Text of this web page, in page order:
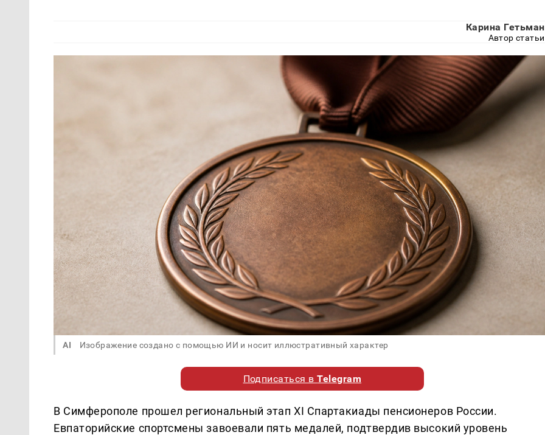
Карина Гетьман
Автор статьи
AI Изображение создано с помощью ИИ и носит иллюстративный характер
Подписаться вTelegram
В Симферополе прошел региональный этап XI Спартакиады пенсионеров России.
Евпаторийские спортсмены завоевали пять медалей, подтвердив высокий уровень